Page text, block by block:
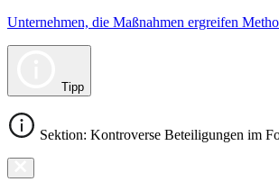
Unternehmen, die Maßnahmen ergreifen
Tipp
Sektion: Kontroverse Beteiligungen im